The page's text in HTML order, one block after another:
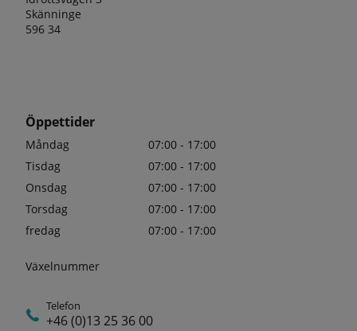
Skänninge
596 34
Öppettider
Måndag
07:00 - 17:00
Tisdag
07:00 - 17:00
Onsdag
07:00 - 17:00
Torsdag
07:00 - 17:00
fredag
07:00 - 17:00
Växelnummer
Telefon
+46 (0)13 25 36 00